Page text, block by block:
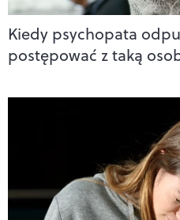
Kiedy psychopata
postępować z taką